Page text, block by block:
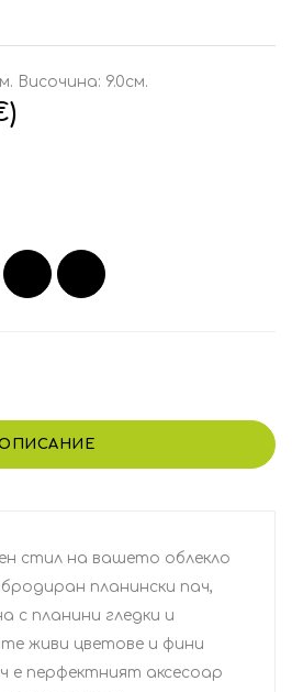
Височина: 9.0см.
стил на вашето облекло
планински пач,
с планини гледки и
живи цветове и фини
е перфектният аксесоар